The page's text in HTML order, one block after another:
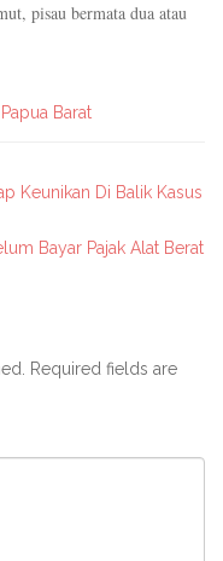
pisau bermata dua atau
Papua Barat
Keunikan Di Balik Kasus
Bayar Pajak Alat Berat
Required fields are